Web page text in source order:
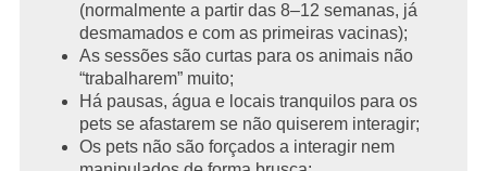
(normalmente a partir das 8–12 semanas, já
desmamados e com as primeiras vacinas);
As sessões são curtas para os animais não
“trabalharem” muito;
Há pausas, água e locais tranquilos para os
pets se afastarem se não quiserem interagir;
Os pets não são forçados a interagir nem